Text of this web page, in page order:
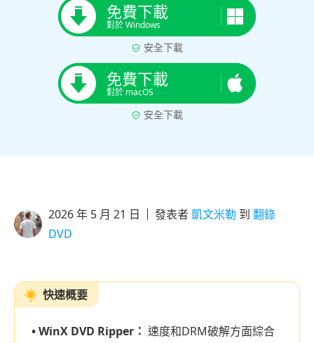
免費下載
對於 Windows
安全下載
免費下載
對於 macOS
安全下載
2026 年 5 月 21 日 發表者凱文米勒 到 翻錄
DVD
快速概要
• WinX DVD Ripper： 速度和DRM破解方面綜合